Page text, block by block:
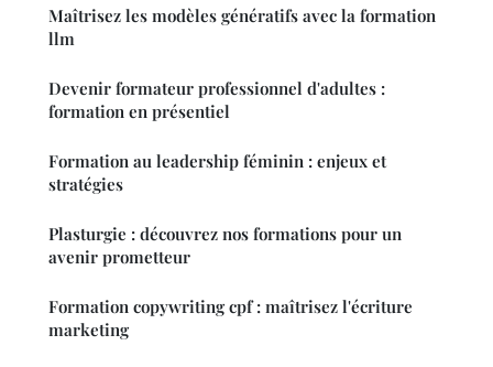
Maîtrisez les modèles génératifs avec la formation
llm
Devenir formateur professionnel d'adultes :
formation en présentiel
Formation au leadership féminin : enjeux et
stratégies
Plasturgie : découvrez nos formations pour un
avenir prometteur
Formation copywriting cpf : maîtrisez l'écriture
marketing